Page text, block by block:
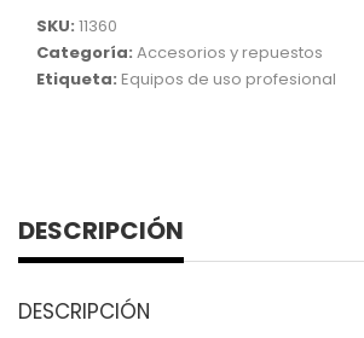
SKU: 11360
Categoría: Accesorios y repuestos
Etiqueta: Equipos de uso profesional
DESCRIPCIÓN
DESCRIPCIÓN